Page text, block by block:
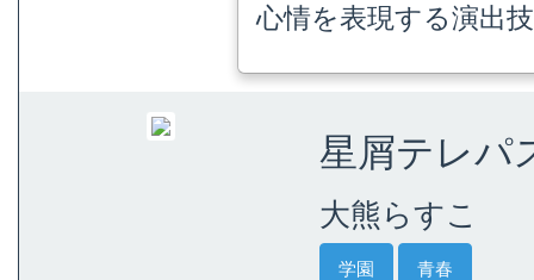
心情を表現する演出
星屑テレパ
大熊らすこ
学園 青春